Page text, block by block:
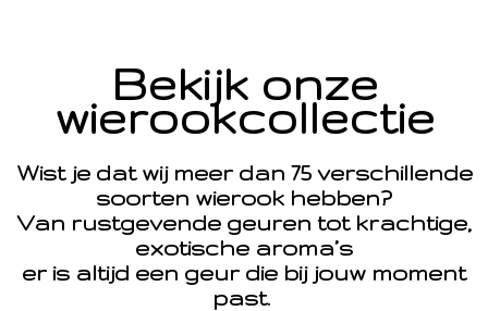
Bekijk onze
wierookcollectie
Wist je dat wij meer dan 75 verschillende
soorten wierook hebben?
Van rustgevende geuren tot krachtige,
exotische aroma’s
er is altijd een geur die bij jouw moment
past.